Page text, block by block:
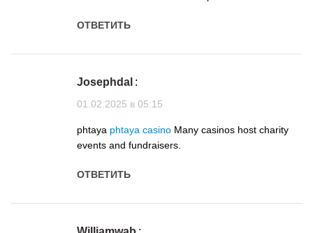
ОТВЕТИТЬ
Josephdal :
01.02.2025 в 05:15
phtaya phtaya casino Many casinos host charity
events and fundraisers.
ОТВЕТИТЬ